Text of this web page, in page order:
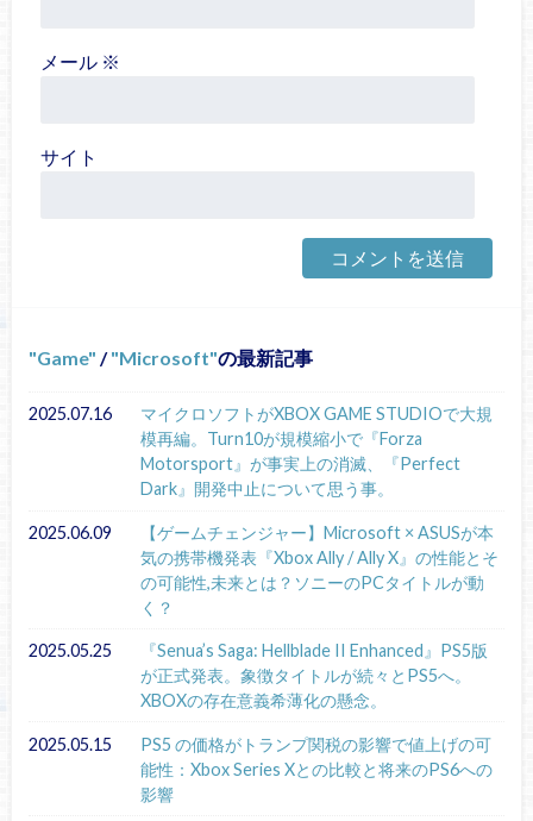
メール ※
サイト
Game / Microsoft の最新記事
2025.07.16
マイクロソフトがXBOX GAME STUDIOで大規
模再編。Turn10が規模縮小で『Forza
Motorsport』が事実上の消滅、『Perfect
Dark』開発中止について思う事。
2025.06.09
【ゲームチェンジャー】Microsoft × ASUSが本
気の携帯機発表『Xbox Ally / Ally X』の性能とそ
の可能性,未来とは？ソニーのPCタイトルが動
く？
2025.05.25
『Senua’s Saga: Hellblade II Enhanced』PS5版
が正式発表。象徴タイトルが続々とPS5へ。
XBOXの存在意義希薄化の懸念。
2025.05.15
PS5 の価格がトランプ関税の影響で値上げの可
能性：Xbox Series Xとの比較と将来のPS6への
影響